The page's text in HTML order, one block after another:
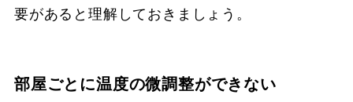
要があると理解しておきましょう。
部屋ごとに温度の微調整ができない